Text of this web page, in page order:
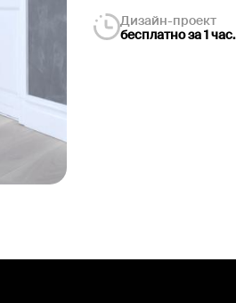
Дизайн-проект
бесплатно за 1 час.